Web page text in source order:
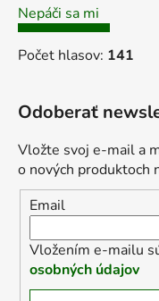
Nepáči sa mi
Počet hlasov: 141
Odoberať
Vložte svoj e-mail a
o nových produktoch
Email
Vložením e-mailu
osobných údajov